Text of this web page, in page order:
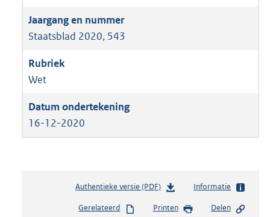
Staatsblad 2020, 543
Wet
16-12-2020
Authentieke versie (PDF)b
s
Informatie
Gerelateerd Printen Delen